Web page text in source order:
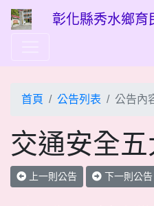
彰化縣秀水鄉育
首頁 公告列表 公告內
交通安全五
上一則公告 下一則公告